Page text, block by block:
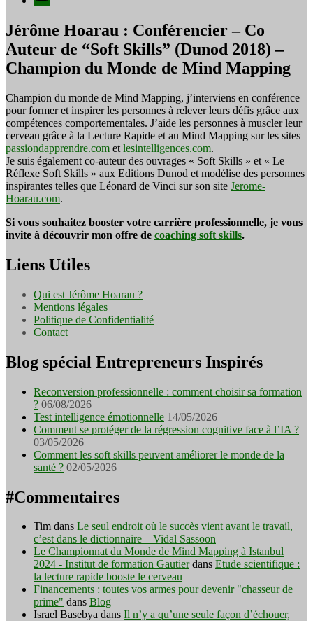
Jérôme Hoarau : Conférencier – Co
Auteur de “Soft Skills” (Dunod 2018) –
Champion du Monde de Mind Mapping
Champion du monde de Mind Mapping, j’interviens en conférence
pour former et inspirer les personnes à relever leurs défis grâce aux
compétences comportementales. J’aide les personnes à muscler leur
cerveau grâce à la Lecture Rapide et au Mind Mapping sur les sites
passiondapprendre.com et lesintelligences.com.
Je suis également co-auteur des ouvrages « Soft Skills » et « Le
Réflexe Soft Skills » aux Editions Dunod et modélise des personnes
inspirantes telles que Léonard de Vinci sur son site Jerome-
Hoarau.com.
Si vous souhaitez booster votre carrière professionnelle, je vous
invite à découvrir mon offre de coaching soft skills.
Liens Utiles
Qui est Jérôme Hoarau ?
Mentions légales
Politique de Confidentialité
Contact
Blog spécial Entrepreneurs Inspirés
Reconversion professionnelle : comment choisir sa formation
? 06/08/2026
Test intelligence émotionnelle 14/05/2026
Comment se protéger de la régression cognitive face à l’IA ?
03/05/2026
Comment les soft skills peuvent améliorer le monde de la
santé ? 02/05/2026
#Commentaires
Tim dans Le seul endroit où le succès vient avant le travail,
c’est dans le dictionnaire – Vidal Sassoon
Le Championnat du Monde de Mind Mapping à Istanbul
2024 - Institut de formation Gautierdans Etude scientifique :
la lecture rapide booste le cerveau
Financements : toutes vos armes pour devenir "chasseur de
prime" dans Blog
Israel Basebya dans Il n’y a qu’une seule façon d’échouer,